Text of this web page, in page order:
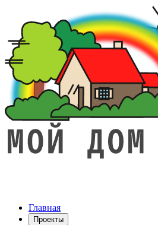
Главная
Проекты